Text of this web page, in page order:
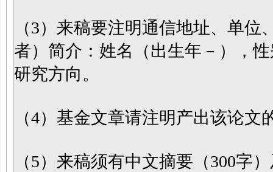
（3）来稿要注明通信地址、单位
者）简介：姓名（出生年－），
研究方向。
（4）基金文章请注明产出该论文
（5）来稿须有中文摘要（300字